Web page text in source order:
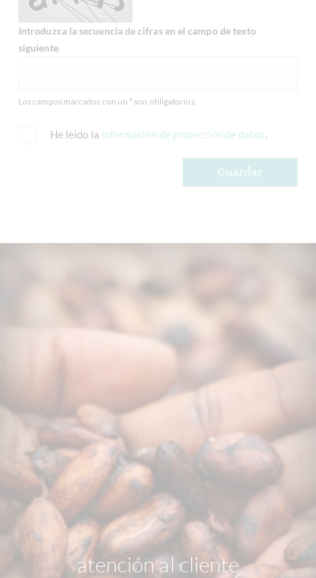
Introduzca la secuencia de cifras en el campo de texto
siguiente
Los campos marcados con un * son obligatorios.
He leído la información de protección de datos.
Guardar
atención al cliente